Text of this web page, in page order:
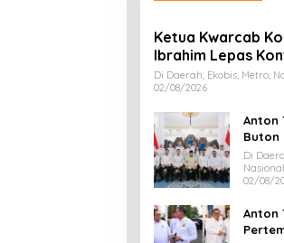
Ketua Kwarcab
Ibrahim Lepas
2026
Di Daerah, Ekobis, Metro,
02/08/2026
Anton
Buton
Di
02/08/
Anton